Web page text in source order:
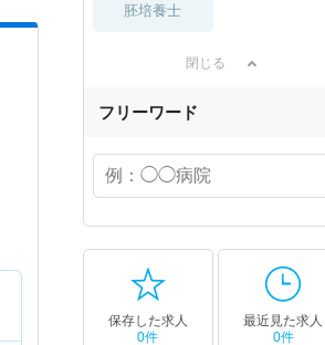
胚培養士
閉じる
フリーワード
保存した求人
0件
最近見た求人
0件